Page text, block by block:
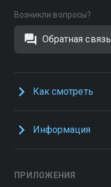
Возникли вопросы?
Обратная связь
Как смотреть
Информация
ПРИЛОЖЕНИЯ